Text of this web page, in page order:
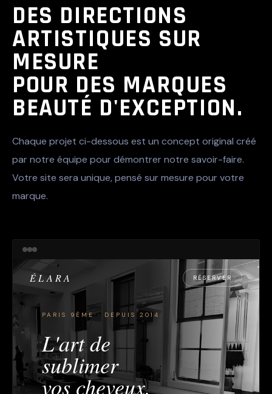
DES DIRECTIONS
ARTISTIQUES SUR
MESURE
POUR DES MARQUES
BEAUTÉ D'EXCEPTION.
Chaque projet ci-dessous est un concept original créé
par notre équipe pour démontrer notre savoir-faire.
Votre site sera unique, pensé sur mesure pour votre
marque.
ÉLARA RÉSERVER
PARIS 9ÈME · DEPUIS 2014
L'art de
sublimer
vos cheveux.